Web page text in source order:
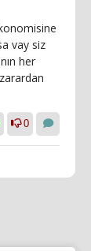
vay siz
her
0